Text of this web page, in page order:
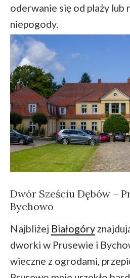
oderwanie się od plaży lub
niepogody.
Dwór Sześciu Dębów –
Bychowo
Najbliżej Białogóry
dworki w Prusewie i
wieczne z ogrodami,